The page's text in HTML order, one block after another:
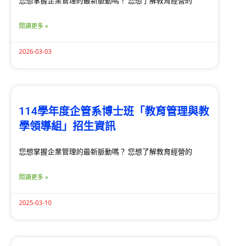
閱讀更多 »
2026-03-03
114學年度企管系博士班「教育管理與教
學領導組」招生資訊
您想掌握企業管理的最新脈動嗎？ 您想了解教育經營的
閱讀更多 »
2025-03-10